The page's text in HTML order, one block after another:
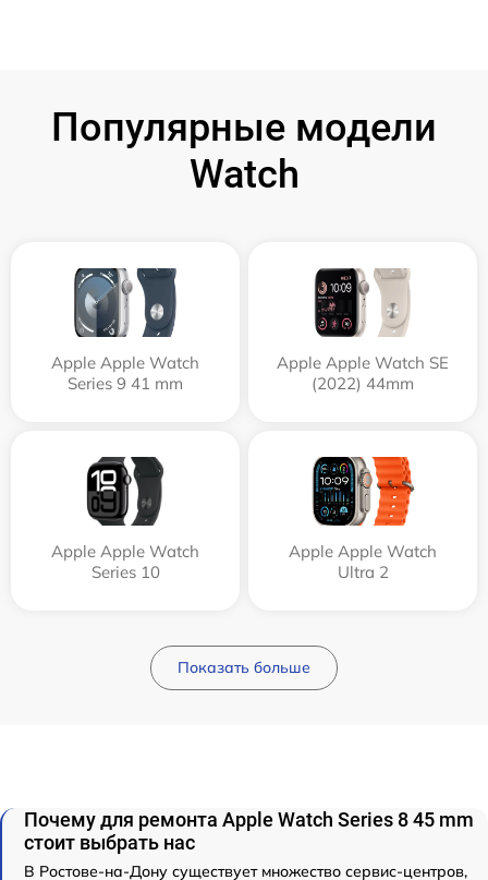
Популярные модели
Watch
Apple Apple Watch
Series 9 41 mm
Apple Apple Watch SE
(2022) 44mm
Apple Apple Watch
Series 10
Apple Apple Watch
Ultra 2
Показать больше
Почему для ремонта Apple Watch Series 8 45 mm
стоит выбрать нас
В Ростове-на-Дону существует множество сервис-центров,